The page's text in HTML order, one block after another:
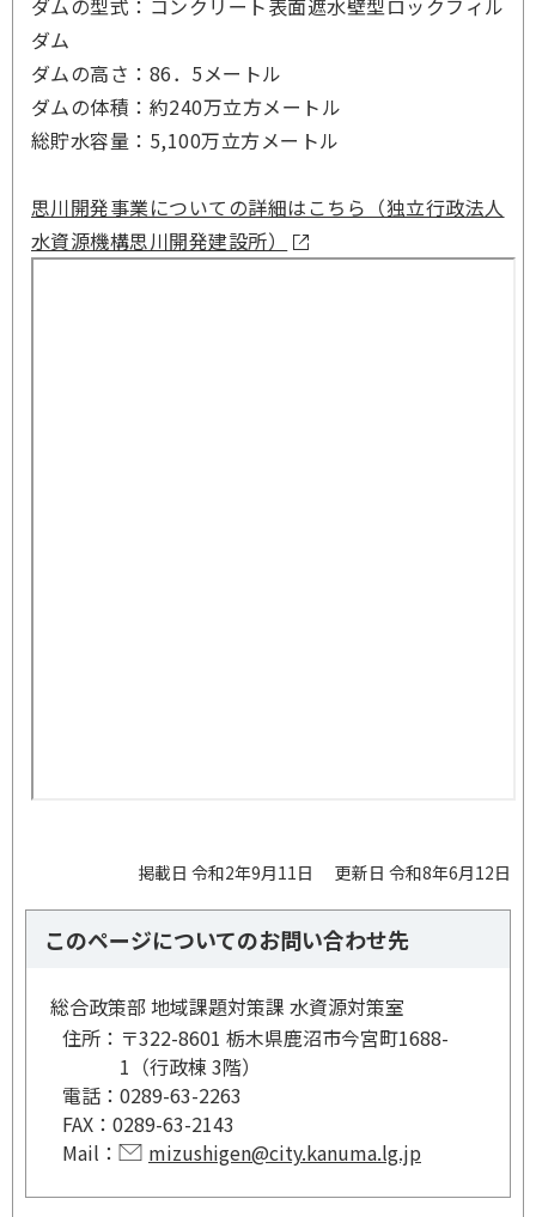
ダム
ダムの高さ：86．5メートル
ダムの体積：約240万立方メートル
総貯水容量：5,100万立方メートル
思川開発事業についての詳細はこちら（独立行政法人
水資源機構思川開発建設所）
掲載日 令和2年9月11日 更新日 令和8年6月12日
このページについてのお問い合わせ先
総合政策部 地域課題対策課 水資源対策室
住所： 〒322-8601 栃木県鹿沼市今宮町1688-
1（行政棟 3階）
電話： 0289-63-2263
FAX： 0289-63-2143
Mail：
mizushigen@city.kanuma.lg.jp